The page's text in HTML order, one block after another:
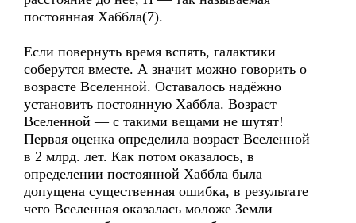
постоянная Хаббла(7).
Если повернуть время вспять, галактики
соберутся вместе. А значит можно говорить о
возрасте Вселенной. Оставалось надёжно
установить постоянную Хаббла. Возраст
Вселенной — с такими вещами не шутят!
Первая оценка определила возраст Вселенной
в 2 млрд. лет. Как потом оказалось, в
определении постоянной Хаббла была
допущена существенная ошибка, в результате
чего Вселенная оказалась моложе Земли —